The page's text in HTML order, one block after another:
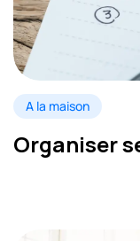
A la maison
Organiser